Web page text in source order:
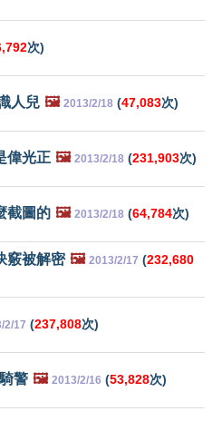
次)
人兒 🖼️ 2013/2/18 (47,083次)
偉光正 🖼️ 2013/2/18 (231,903次)
截圖的 🖼️ 2013/2/18 (64,784次)
竅被解密 🖼️ 2013/2/17 (232,680
2/17 (237,808次)
警 🖼️ 2013/2/16 (53,828次)